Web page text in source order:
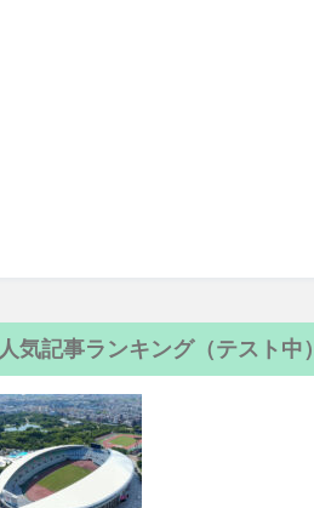
人気記事ランキング（テスト中）